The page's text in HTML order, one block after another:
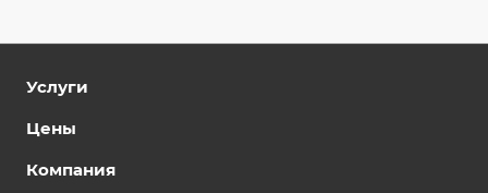
Услуги
Цены
Компания